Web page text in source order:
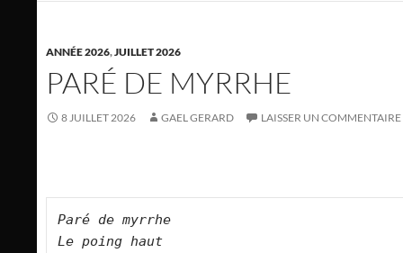
ANNÉE 2026,JUILLET 2026
PARÉ DE MYRRHE
8 JUILLET 2026 GAEL GERARD LAISSER UN COMMENTAIRE
Paré de myrrhe
Le poing haut